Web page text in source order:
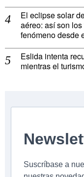
El eclipse solar
aéreo: así son
fenómeno desde
Eslida intenta
mientras el
Suscríbase a